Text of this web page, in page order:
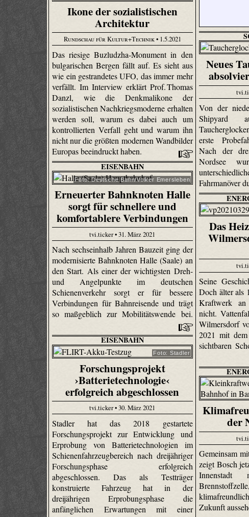
Neues
Von der
Shipyard
erste
Nach der
Nordsee
Fahrmanöver
Ikone der sozialistischen
Architektur
Rundschau für Kultur+Technik• 1.5.2021
Das riesige Buzludzha-Monument in den
bulgarischen Bergen fällt auf. Es sieht aus
wie ein gestrandetes UFO, das immer mehr
verfällt. Im Interview erklärt Prof. Thomas
Danzl, wie die Denkmalikone der
sozialistischen Nachkriegsmoderne erhalten
werden soll, warum es dabei auch um
kontrollierten Verfall geht und warum ihn
nicht nur die größten modernen Wandbilder
Europas beeindruckt haben.
EISENBAHN
Foto: Deutsche Bahn/Volker Emersleben
Erneuerter Bahnknoten Halle
sorgt für schnellere und
komfortablere Verbindungen
tvi.ticker • 31. März 2021
Nach sechseinhalb Jahren Bauzeit ging der
modernisierte Bahnknoten Halle (Saale) an
den Start. Als einer der wichtigsten Dreh-
und Angelpunkte im deutschen
Schienenverkehr sorgt er für bessere
Verbindungen für Bahnreisende und trägt
so maßgeblich zur Mobilitätswende bei.
Das
Seine
Doch älter als
Kraftwerk an
nicht.
Wilmersdorf
2021 mit
sichtbaren
EISENBAHN
Foto: Stadler
Forschungsprojekt
›Batterietechnologie‹
erfolgreich abgeschlossen
tvi.ticker • 30. März 2021
Stadler hat das 2018 gestartete
Forschungsprojekt zur Entwicklung und
Erprobung von Batterietechnologien im
Schienenfahrzeugbereich nach dreijähriger
Forschungsphase erfolgreich
abgeschlossen. Das als Testträger
konstruierte Fahrzeug hat in der
dreijährigen Erprobungsphase die
anfänglichen Erwartungen mit einer
der
Gemeinsam
zeigt Bosch
Innenstadt
Zukunft